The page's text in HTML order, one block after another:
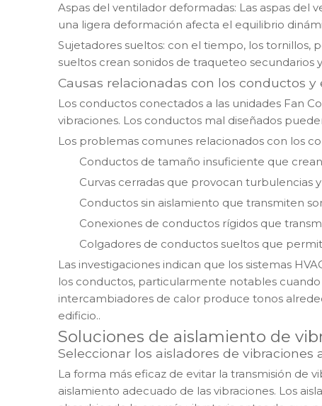
Aspas del ventilador deformadas: Las aspas
una ligera deformación afecta el equilibrio
Sujetadores sueltos: con el tiempo, los tornillos,
sueltos crean sonidos de traqueteo
Causas relacionadas con los conductos y
Los conductos conectados a las unidades Fan
vibraciones. Los conductos mal diseñados
Los problemas comunes relacionados con los
Conductos de tamaño insuficiente que
Curvas cerradas que provocan turbulencias y
Conductos sin aislamiento que transmiten
Conexiones de conductos rígidos que
Colgadores de conductos sueltos que
Las investigaciones indican que los sistemas
los conductos, particularmente notables
intercambiadores de calor produce tonos
edificio..
Soluciones de aislamiento de
Seleccionar los aisladores de vibraciones
La forma más eficaz de evitar la transmisión de
aislamiento adecuado de las vibraciones. Los